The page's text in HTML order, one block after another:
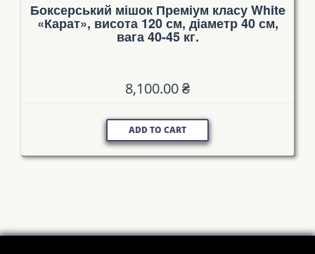
Боксерський мішок Преміум класу White
«Карат», висота 120 см, діаметр 40 см,
вага 40-45 кг.
8,100.00₴
ADD TO CART